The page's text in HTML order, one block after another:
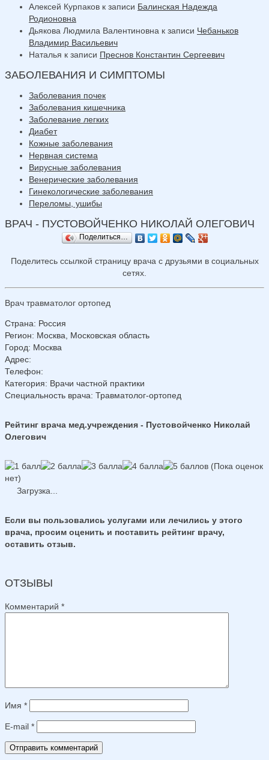
Алексей Курпаков к записи Балинская Надежда
Родионовна
Дьякова Людмила Валентиновна к записи Чебаньков
Владимир Васильевич
Наталья к записи Преснов Константин Сергеевич
ЗАБОЛЕВАНИЯ И СИМПТОМЫ
Заболевания почек
Заболевания кишечника
Заболевание легких
Диабет
Кожные заболевания
Нервная система
Вирусные заболевания
Венерические заболевания
Гинекологические заболевания
Переломы, ушибы
ВРАЧ - ПУСТОВОЙЧЕНКО НИКОЛАЙ ОЛЕГОВИЧ
Поделиться…
Поделитесь ссылкой страницу врача с друзьями в социальных
сетях.
Врач травматолог ортопед
Страна: Россия
Регион: Москва, Московская область
Город: Москва
Адрес:
Телефон:
Категория: Врачи частной практики
Специальность врача: Травматолог-ортопед
Рейтинг врача мед.учреждения - Пустовойченко Николай
Олегович
(Пока оценок
нет)
Загрузка...
Если вы пользовались услугами или лечились у этого
врача, просим оценить и поставить рейтинг врачу,
оставить отзыв.
ОТЗЫВЫ
Комментарий *
Имя *
E-mail *